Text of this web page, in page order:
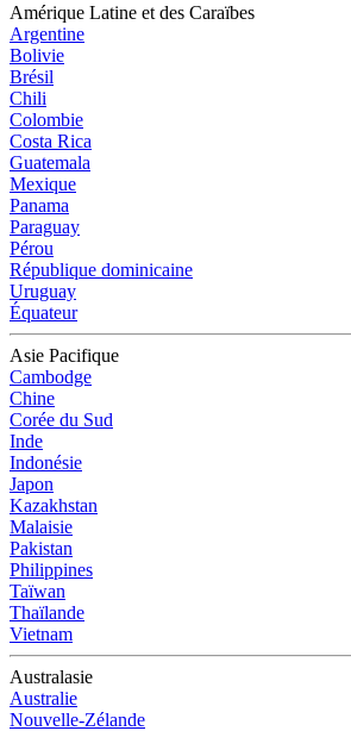
Amérique Latine et des Caraïbes
Argentine
Bolivie
Brésil
Chili
Colombie
Costa Rica
Guatemala
Mexique
Panama
Paraguay
Pérou
République dominicaine
Uruguay
Équateur
Asie Pacifique
Cambodge
Chine
Corée du Sud
Inde
Indonésie
Japon
Kazakhstan
Malaisie
Pakistan
Philippines
Taïwan
Thaïlande
Vietnam
Australasie
Australie
Nouvelle-Zélande